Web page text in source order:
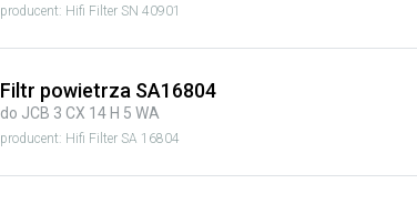
producent: Hifi Filter SN 40901
Filtr powietrza SA16804
do JCB 3 CX 14 H 5 WA
producent: Hifi Filter SA 16804